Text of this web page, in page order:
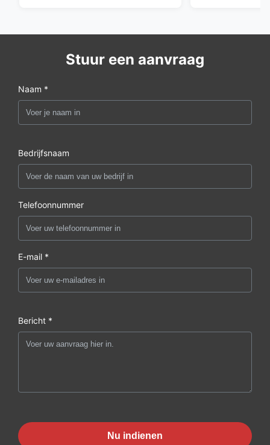
Stuur een aanvraag
Naam *
Bedrijfsnaam
Telefoonnummer
E-mail *
Bericht *
Nu indienen